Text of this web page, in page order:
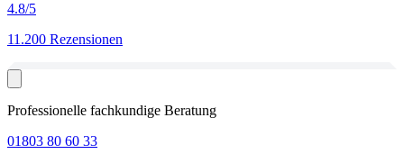
4.8/5
11.200 Rezensionen
Professionelle fachkundige Beratung
01803 80 60 33